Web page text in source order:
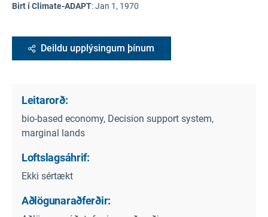
Birt í Climate-ADAPT:Jan 1, 1970
Deildu upplýsingum þínum
Leitarorð:
bio-based economy, Decision support system,
marginal lands
Loftslagsáhrif:
Ekki sértækt
Aðlögunaraðferðir: